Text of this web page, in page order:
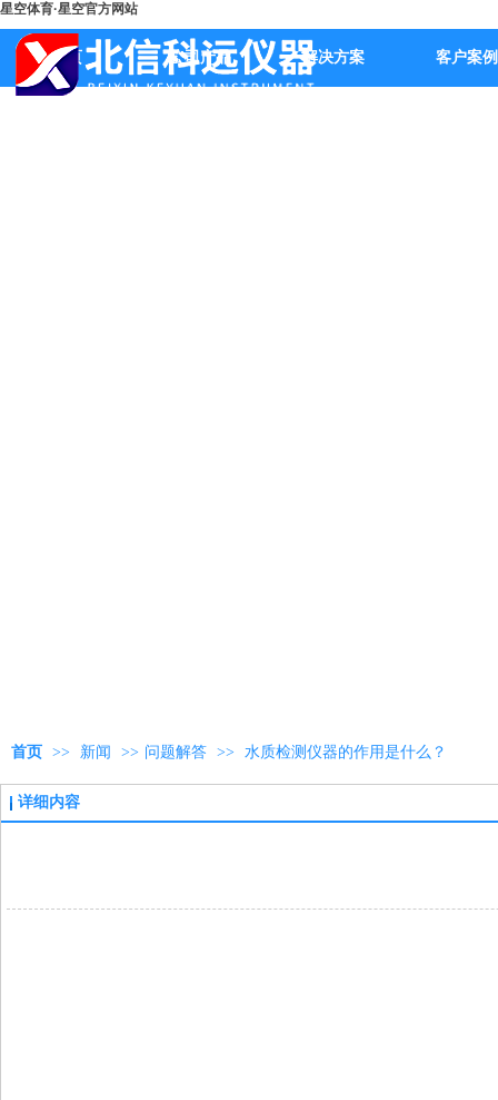
星空体育·星空官方网站
首页 公司产品 解决方案 客户案例
首页 >> 新闻 >> 问题解答 >> 水质检测仪器的作用是什么？
详细内容